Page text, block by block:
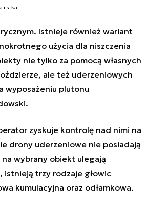
i s-ka
Istnieje również wariant
użycia dla niszczenia
nie tylko za pomocą własnych
ale też uderzeniowych
wyposażeniu plutonu
zyskuje kontrolę nad nimi na
drony uderzeniowe nie posiadają
wybrany obiekt ulegają
istnieją trzy rodzaje głowic
kumulacyjna oraz odłamkowa.